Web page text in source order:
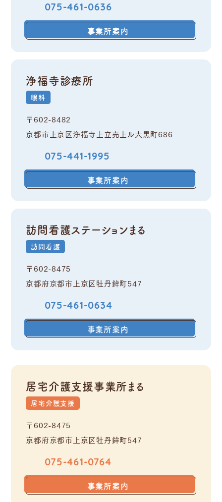
075-461-0636
事業所案内
浄福寺診療所
眼科
〒602-8482
京都市上京区浄福寺上立売上ル大黒町686
075-441-1995
事業所案内
訪問看護ステーションまる
訪問看護
〒602-8475
京都府京都市上京区牡丹鉾町547
075-461-0634
事業所案内
居宅介護支援事業所まる
居宅介護支援
〒602-8475
京都府京都市上京区牡丹鉾町547
075-461-0764
事業所案内